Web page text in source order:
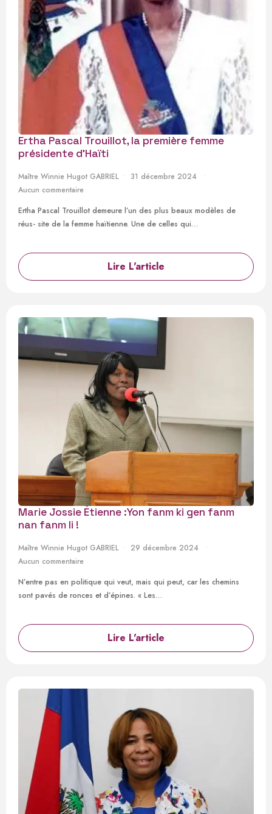
Ertha Pascal Trouillot, la première femme
présidente d’Haïti
Maître Winnie Hugot GABRIEL
31 décembre 2024
Aucun commentaire
Ertha Pascal Trouillot demeure l’un des plus beaux modèles de
réus- site de la femme haïtienne. Une de celles qui…
Lire L'article
Marie Jossie Étienne :Yon fanm ki gen fanm
nan fanm li !
Maître Winnie Hugot GABRIEL
29 décembre 2024
Aucun commentaire
N’entre pas en politique qui veut, mais qui peut, car les chemins
sont pavés de ronces et d’épines. « Les…
Lire L'article